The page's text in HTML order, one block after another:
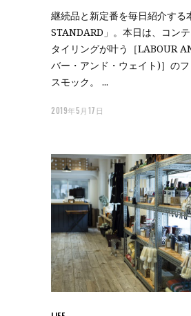
継続品と新定番を毎日紹介する
STANDARD」。本日は、コン
タイリングが叶う［LABOUR
バー・アンド・ウェイト)］の
スモック。
2019年5月17日